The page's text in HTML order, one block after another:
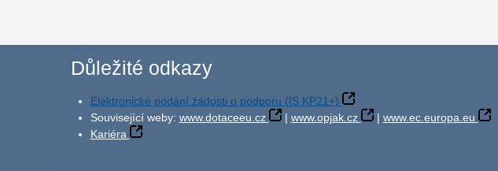
Důležité odkazy
Elektronické podání žádosti o podporu (IS KP21+)
Související weby: www.dotaceeu.cz | www.opjak.cz | www.ec.europa.eu
Kariéra